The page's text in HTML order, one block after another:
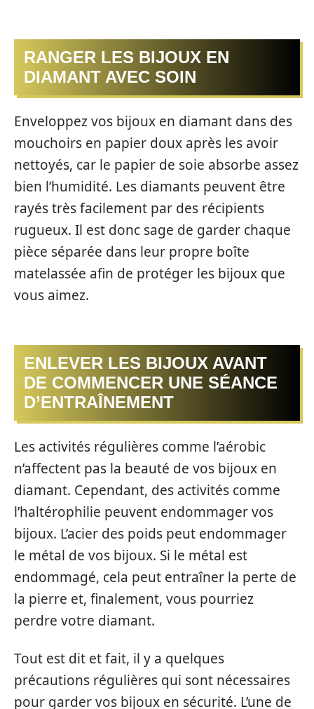
RANGER LES BIJOUX EN
DIAMANT AVEC SOIN
Enveloppez vos bijoux en diamant dans des
mouchoirs en papier doux après les avoir
nettoyés, car le papier de soie absorbe assez
bien l’humidité. Les diamants peuvent être
rayés très facilement par des récipients
rugueux. Il est donc sage de garder chaque
pièce séparée dans leur propre boîte
matelassée afin de protéger les bijoux que
vous aimez.
ENLEVER LES BIJOUX AVANT
DE COMMENCER UNE SÉANCE
D’ENTRAÎNEMENT
Les activités régulières comme l’aérobic
n’affectent pas la beauté de vos bijoux en
diamant. Cependant, des activités comme
l’haltérophilie peuvent endommager vos
bijoux. L’acier des poids peut endommager
le métal de vos bijoux. Si le métal est
endommagé, cela peut entraîner la perte de
la pierre et, finalement, vous pourriez
perdre votre diamant.
Tout est dit et fait, il y a quelques
précautions régulières qui sont nécessaires
pour garder vos bijoux en sécurité. L’une de